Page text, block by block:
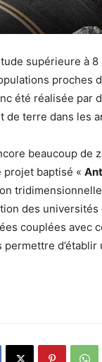
supérieure à
proches
été réalisée par
de terre dans les
beaucoup de
projet baptisé «
des
couplées avec
d’établir